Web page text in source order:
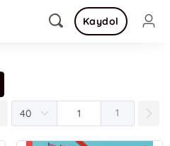
Kaydol
1